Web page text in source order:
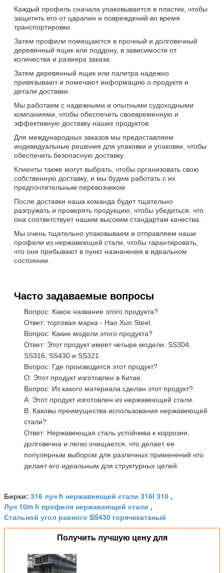
Каждый профиль сначала упаковывается в пластик, чтобы
защитить его от царапин и повреждений во время
транспортировки.
Затем профили помещаются в прочный и долговечный
деревянный ящик или поддону, в зависимости от
количества и размера заказа.
Затем деревянный ящик или палитра надежно
привязывают и помечают информацию о продукте и
детали доставки.
Мы работаем с надежными и опытными судоходными
компаниями, чтобы обеспечить своевременную и
эффективную доставку наших продуктов.
Для международных заказов мы предоставляем
индивидуальные решения для упаковки и упаковки, чтобы
обеспечить безопасную доставку.
Клиенты также могут выбрать, чтобы организовать свою
собственную доставку, и мы будем работать с их
предпочтительным перевозчиком.
После доставки наша команда будет тщательно
разгружать и проверять продукцию, чтобы убедиться, что
она соответствует нашим высоким стандартам качества.
Мы очень тщательно упаковываем и отправляем наши
профили из нержавеющей стали, чтобы гарантировать,
что они прибывают в пункт назначения в идеальном
состоянии.
Часто задаваемые вопросы
Вопрос: Какое название этого продукта?
Ответ: торговая марка - Hao Xun Steel.
Вопрос: Какие модели этого продукта?
Ответ: Этот продукт имеет четыре модели: SS304,
SS316, SS430 и SS321.
Вопрос: Где производится этот продукт?
О: Этот продукт изготовлен в Китае.
Вопрос: Из какого материала сделан этот продукт?
A: Этот продукт изготовлен из нержавеющей стали.
В: Каковы преимущества использования нержавеющей
стали?
Ответ: Нержавеющая сталь устойчива к коррозии,
долговечна и легко очищается, что делает ее
популярным выбором для различных применений.что
делает его идеальным для структурных целей.
Бирки: 316 луч h нержавеющей стали 316l 310 ,
Луч 10m h профиля нержавеющей стали ,
Стальной угол равного SS430 горячекатаный
Получить лучшую цену для